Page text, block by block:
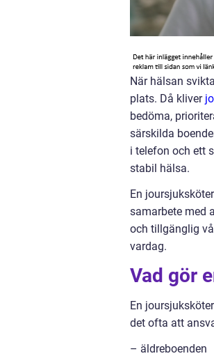
När hälsan
plats. Då kliver
bedöma,
särskilda
i telefon och ett
stabil hälsa.
En
samarbete med
och tillgänglig
vardag.
Vad gör
En
det ofta att
– äldreboenden